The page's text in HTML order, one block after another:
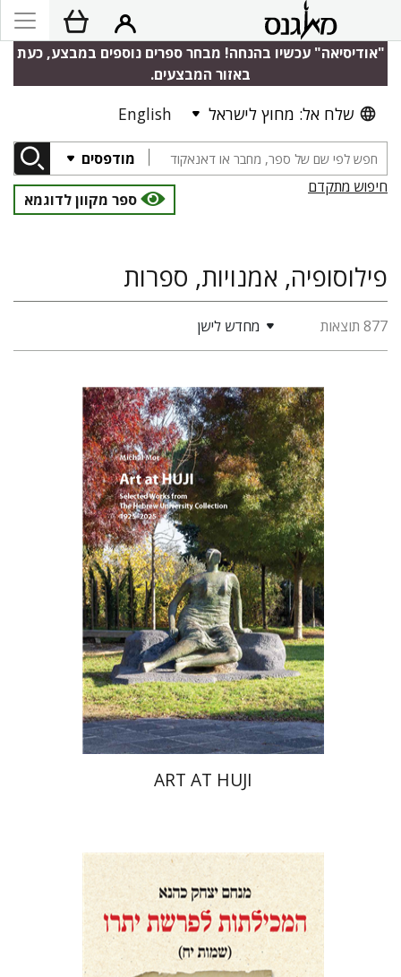
"אודיסיאה" עכשיו בהנחה! מבחר ספרים נוספים במבצע, כעת
באזור המבצעים.
שלח אל: מחוץ לישראל English
מודפסים
חיפוש מתקדם
ספר מקוון לדוגמא
פילוסופיה, אמנויות, ספרות
877 תוצאות מחדש לישן
מיכל מור
הנחת אתר ספר מודפס
$85
$76
ART AT HUJI
מנחם יצחק כהנא